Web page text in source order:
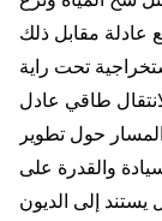
تحت راية
طاقي عادل
حول تطوير
والقدرة على
يستند إلى الديون